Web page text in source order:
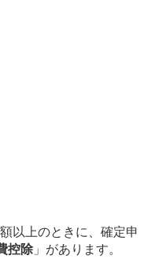
以上のときに、確定申
控除」があります。